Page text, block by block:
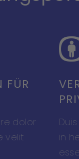
FÜR
dolor
velit
in